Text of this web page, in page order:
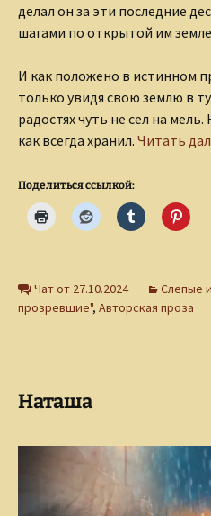
делал он за эти последние
шагами по открытой им
И как положено в истинном
только увидя свою землю в
радостях чуть не сел на
как всегда хранил. Читать
Поделиться ссылкой:
Чат от 27.10.2024 Слепые
прозревшие", Авторская проза
Наташа